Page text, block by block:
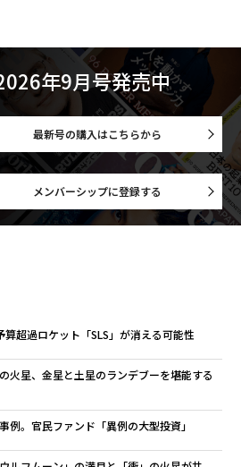
年9月号発売中
最新号の購入はこちらから
メンバーシップに登録する
算超過ロケット「SLS」が消える可能性
火星、金星と土星のランデブーを堪能する
例。官民ファンド「異例の大型投資」